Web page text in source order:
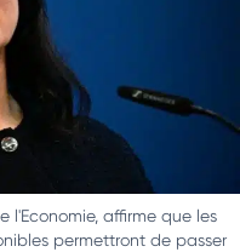
l'Economie, affirme que les
permettront de passer